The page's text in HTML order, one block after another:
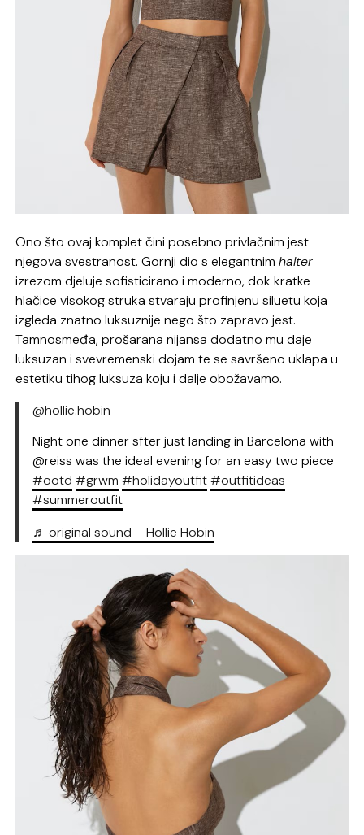
Ono što ovaj komplet čini posebno privlačnim jest
njegova svestranost. Gornji dio s elegantnimhalter
izrezom djeluje sofisticirano i moderno, dok kratke
hlačice visokog struka stvaraju profinjenu siluetu koja
izgleda znatno luksuznije nego što zapravo jest.
Tamnosmeđa, prošarana nijansa dodatno mu daje
luksuzan i svevremenski dojam te se savršeno uklapa u
estetiku tihog luksuza koju i dalje obožavamo.
@hollie.hobin
Night one dinner sfter just landing in Barcelona with
@reiss was the ideal evening for an easy two piece
#ootd #grwm #holidayoutfit#outfitideas
#summeroutfit
♬ original sound – Hollie Hobin